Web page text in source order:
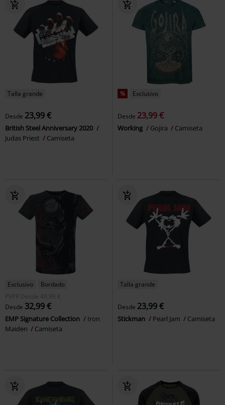
Talla grande
Desde 23,99 €
British Steel Anniversary 2020
Judas Priest
Camiseta
% Exclusivo
Desde 23,99 €
Working Gojira Camiseta
Exclusivo
Bordado
PVPR
Desde 49,99 €
Desde 32,99 €
EMP Signature Collection
Iron
Maiden
Camiseta
Talla grande
Desde 23,99 €
Stickman Pearl Jam Camiseta